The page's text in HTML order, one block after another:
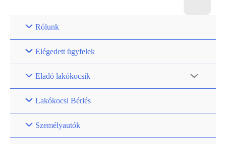
Rólunk
Elégedett ügyfelek
Eladó lakókocsik
Lakókocsi Bérlés
Személyautók